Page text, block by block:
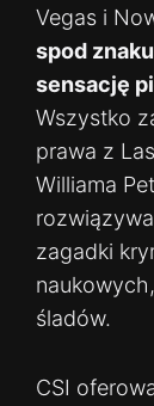
Vegas i
spod
sensację
Wszystko
prawa z
Williama
zagadki
śladów.
CSI